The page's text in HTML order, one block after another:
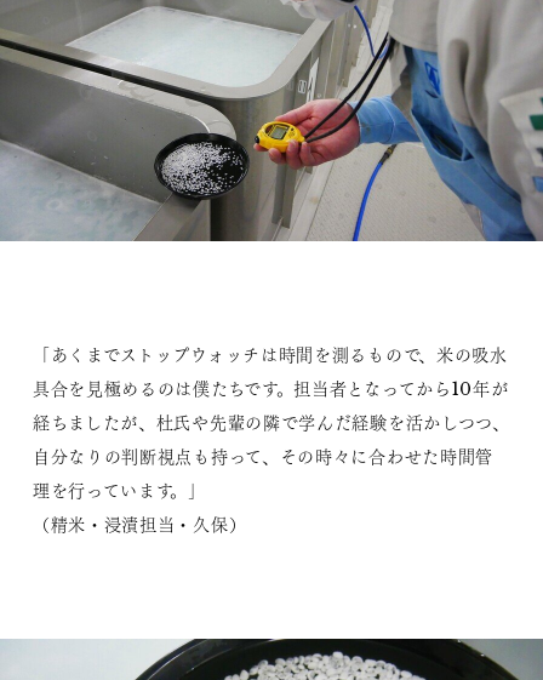
「あくまでストップウォッチは時間を測るもので、米の吸水
具合を見極めるのは僕たちです。担当者となってから10年が
経ちましたが、杜氏や先輩の隣で学んだ経験を活かしつつ、
自分なりの判断視点も持って、その時々に合わせた時間管
理を行っています。」
（精米・浸漬担当・久保）